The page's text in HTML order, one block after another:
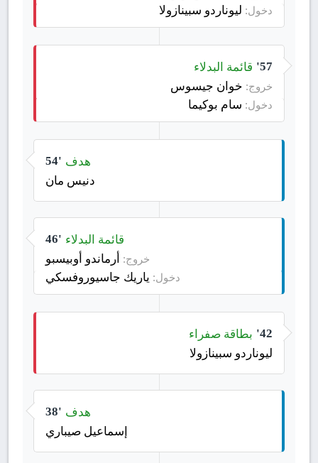
دخول: ليوناردو سبينازولا
57' قائمة البدلاء
خروج: خوان جيسوس
دخول: سام بوكيما
54' هدف
دنيس مان
46' قائمة البدلاء
خروج: أرماندو أوبيسبو
دخول: ياريك جاسيوروفسكي
42' بطاقة صفراء
ليوناردو سبينازولا
38' هدف
إسماعيل صيباري